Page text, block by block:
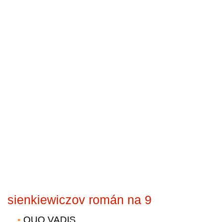
sienkiewiczov román na 9
QUO VADIS